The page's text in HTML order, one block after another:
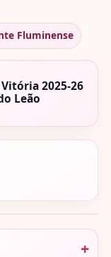
Fluminense
2025-26
Leão